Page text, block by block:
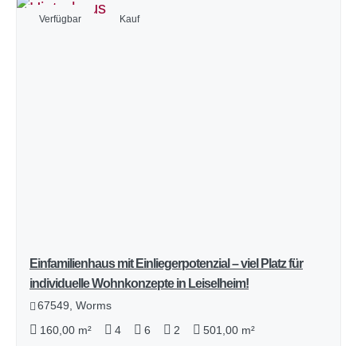
Verfügbar Kauf
Einfamilienhaus mit Einliegerpotenzial – viel Platz für
individuelle Wohnkonzepte in Leiselheim!
67549, Worms
160,00 m²
4 6 2
501,00 m²